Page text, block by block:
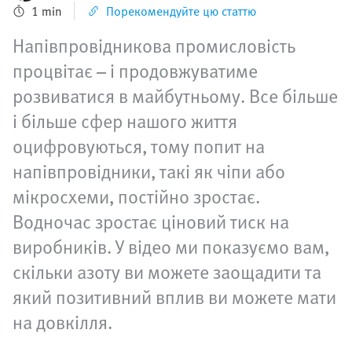
1 min
Порекомендуйте цю статтю
Напівпровідникова промисловість
процвітає – і продовжуватиме
розвиватися в майбутньому. Все більше
і більше сфер нашого життя
оцифровуються, тому попит на
напівпровідники, такі як чіпи або
мікросхеми, постійно зростає.
Водночас зростає ціновий тиск на
виробників. У відео ми показуємо вам,
скільки азоту ви можете заощадити та
який позитивний вплив ви можете мати
на довкілля.